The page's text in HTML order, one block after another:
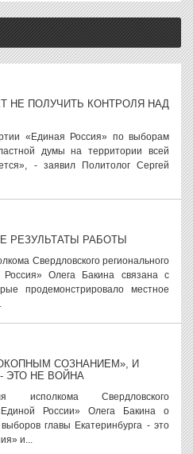
НЕ ПОЛУЧИТЬ КОНТРОЛЯ НАД
«Единая Россия» по выборам
думы на территории всей
- заявил Политолог Сергей
РЕЗУЛЬТАТЫ РАБОТЫ
Свердловского регионального
Олега Бакина связана с
продемонстрировало местное
СОЗНАНИЕМ», И
ЭТО НЕ ВОЙНА
исполкома Свердловского
России» Олега Бакина о
главы Екатеринбурга - это
и...